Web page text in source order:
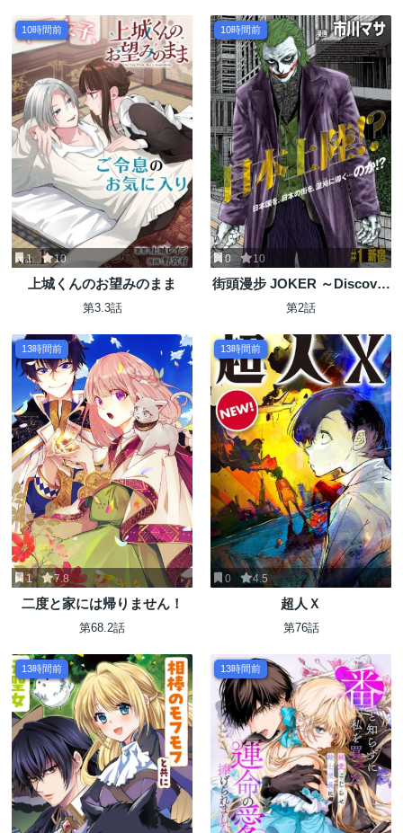
10時間前
1 10
上城くんのお望みのまま
第3.3話
10時間前
0 10
街頭漫步 JOKER ～Discover
The Next Gotham～
第2話
13時間前
1 7.8
二度と家には帰りません！
第68.2話
13時間前
0 4.5
超人Ｘ
第76話
13時間前 13時間前